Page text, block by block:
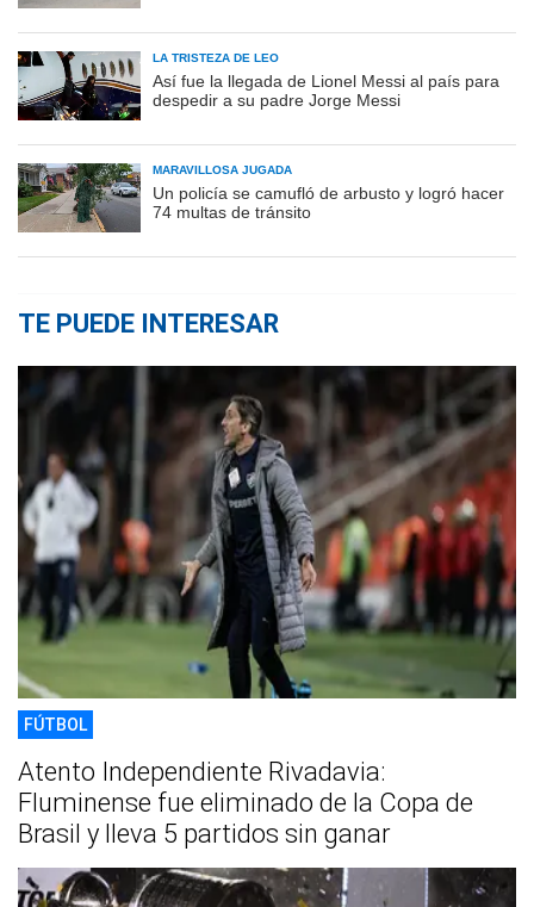
LA TRISTEZA DE LEO
Así fue la llegada de Lionel Messi al país para
despedir a su padre Jorge Messi
MARAVILLOSA JUGADA
Un policía se camufló de arbusto y logró hacer
74 multas de tránsito
TE PUEDE INTERESAR
FÚTBOL
Atento Independiente Rivadavia:
Fluminense fue eliminado de la Copa de
Brasil y lleva 5 partidos sin ganar